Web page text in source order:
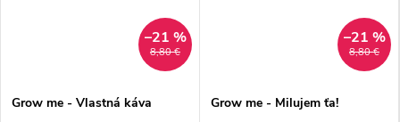
8,80 €
–21 %
Grow me - Vlastná káva
8,80 €
–21 %
Grow me - Milujem ťa!